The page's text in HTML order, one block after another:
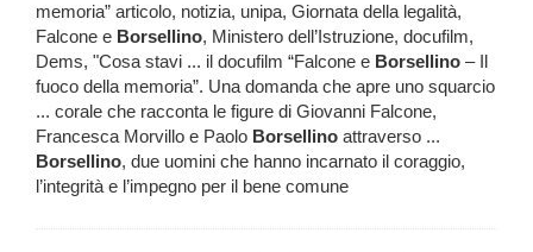
memoria” articolo, notizia, unipa, Giornata della legalità,
Falcone e Borsellino, Ministero dell’Istruzione, docufilm,
Dems, "Cosa stavi ... il docufilm “Falcone e Borsellino – Il
fuoco della memoria”. Una domanda che apre uno squarcio
... corale che racconta le figure di Giovanni Falcone,
Francesca Morvillo e Paolo Borsellino attraverso ...
Borsellino, due uomini che hanno incarnato il coraggio,
l’integrità e l’impegno per il bene comune